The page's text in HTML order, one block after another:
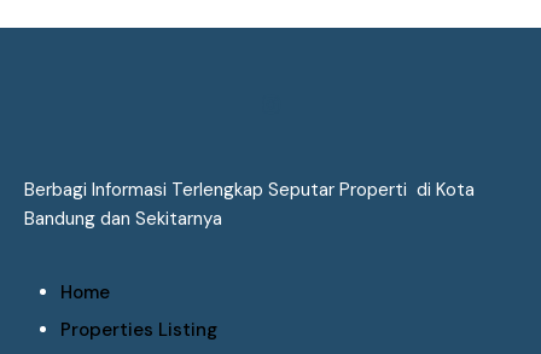
Berbagi Informasi Terlengkap Seputar Properti di Kota
Bandung dan Sekitarnya
Home
Properties Listing